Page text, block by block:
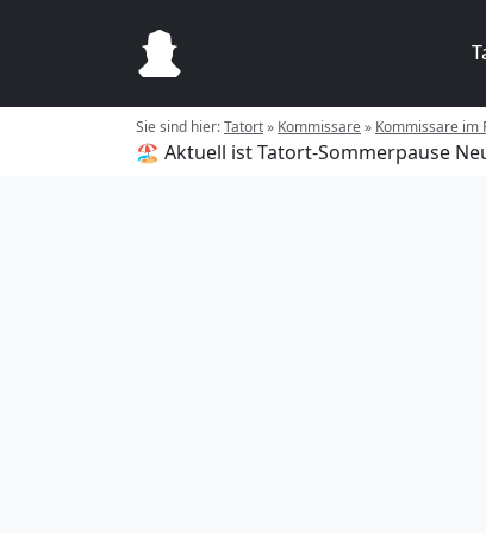
Sie sind hier:Tatort» Kommissare» Kommissare im
🏖️ Aktuell ist Tatort-Sommerpause